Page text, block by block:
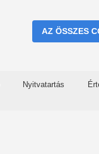
AZ ÖSSZES
Nyitvatartás